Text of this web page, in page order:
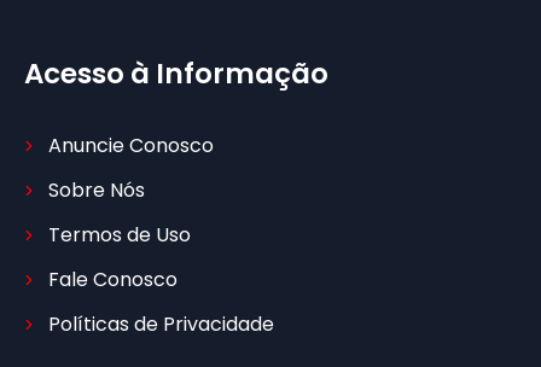
Acesso à Informação
Anuncie Conosco
Sobre Nós
Termos de Uso
Fale Conosco
Políticas de Privacidade